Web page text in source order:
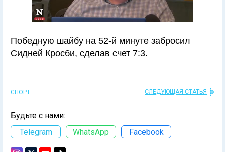
Победную шайбу на 52-й минуте забросил
Сидней Кросби, сделав счет 7:3.
СПОРТ СЛЕДУЮЩАЯ СТАТЬЯ
Будьте с нами:
Telegram
WhatsApp Facebook